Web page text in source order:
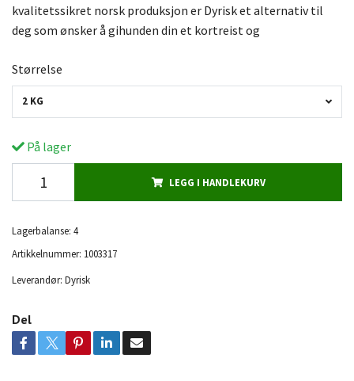
kvalitetssikret norsk produksjon er Dyrisk et alternativ til
deg som ønsker å gihunden din et kortreist og
Størrelse
2 KG
På lager
LEGG I HANDLEKURV
Lagerbalanse: 4
Artikkelnummer: 1003317
Leverandør: Dyrisk
Del